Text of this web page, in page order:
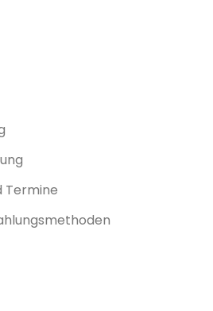
Termine